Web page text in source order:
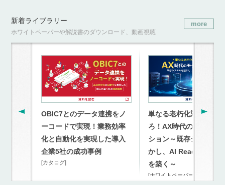
新着ライブラリー
ホワイトペーパーや解説書のダウンロード、動画視聴
more
OBIC7とのデータ連携をノ
ーコードで実現！業務効率
化と自動化を実現した導入
企業5社の成功事例
[カタログ]
単なる老朽化対策を超
ろ！AX時代のモダナイ
ション～既存システム
かし、AI Readyな連携
を築く～
[ホワイトペーパー]